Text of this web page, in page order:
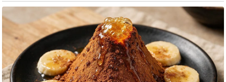
हॉ
ली
ड
फि
ल्म